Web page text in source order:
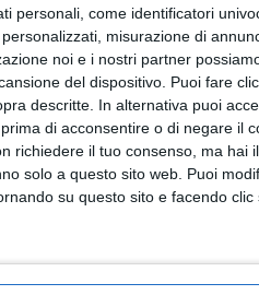
personali, come identificatori
misurazione di
noi e i nostri partner
del dispositivo. Puoi fare
descritte. In alternativa puoi
di acconsentire o di negare il
richiedere il tuo consenso, ma
solo a questo sito web. Puoi
su questo sito e facendo
la Federconsumatori anche la
dell'uso della
a cuocere, per creare le basi